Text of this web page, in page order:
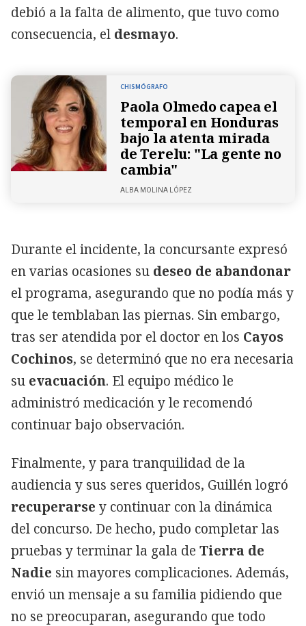
debió a la falta de alimento, que tuvo como
consecuencia, el desmayo.
CHISMÓGRAFO
Paola Olmedo capea el
temporal en Honduras
bajo la atenta mirada
de Terelu: "La gente no
cambia"
ALBA MOLINA LÓPEZ
Durante el incidente, la concursante expresó
en varias ocasiones su deseo de abandonar
el programa, asegurando que no podía más y
que le temblaban las piernas. Sin embargo,
tras ser atendida por el doctor en los Cayos
Cochinos, se determinó que no era necesaria
su evacuación. El equipo médico le
administró medicación y le recomendó
continuar bajo observación.
Finalmente, y para tranquilidad de la
audiencia y sus seres queridos, Guillén logró
recuperarse y continuar con la dinámica
del concurso. De hecho, pudo completar las
pruebas y terminar la gala de Tierra de
Nadie sin mayores complicaciones. Además,
envió un mensaje a su familia pidiendo que
no se preocuparan, asegurando que todo